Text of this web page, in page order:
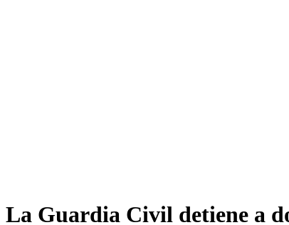
La Guardia Civil detiene a